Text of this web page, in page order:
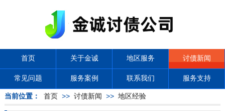
首页 关于金诚 地区服务 讨债新闻
常见问题 服务案例 联系我们 服务支持
当前位置： 首页 >> 讨债新闻 >> 地区经验